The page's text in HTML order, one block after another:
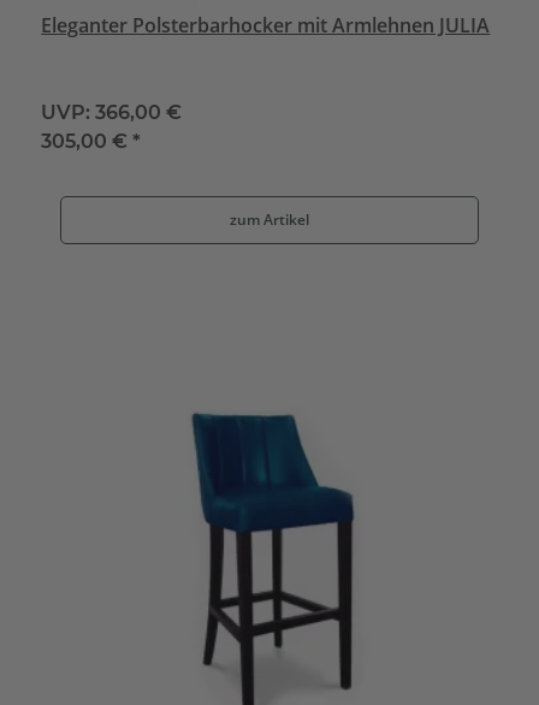
Eleganter Polsterbarhocker mit Armlehnen JULIA
UVP: 366,00 €
305,00 €*
zum Artikel